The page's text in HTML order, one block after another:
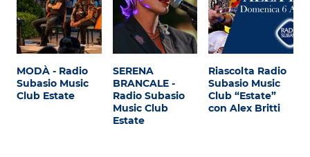
MODÀ - Radio
Subasio Music
Club Estate
SERENA
BRANCALE -
Radio Subasio
Music Club
Estate
Riascolta Radio
Subasio Music
Club “Estate”
con Alex Britti